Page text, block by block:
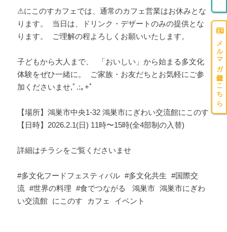
⚠にこのすカフェでは、通常のカフェ営業はお休みとな
ります。 当日は、ドリンク・デザートのみの提供とな
ります。 ご理解の程よろしくお願いいたします。
子どもから大人まで、 「おいしい」から始まる多文化
体験をぜひ一緒に。 ご家族・お友だちとお気軽にご参
加くださいませ,ﾟ.:｡+ﾟ
【場所】鴻巣市中央1-32 鴻巣市にぎわい交流館にこのす
【日時】2026.2.1(日) 11時〜15時(全4部制の入替)
詳細はチラシをご覧くださいませ
#多文化フードフェスティバル #多文化共生 #国際交
流 #世界の料理 #食でつながる 鴻巣市 鴻巣市にぎわ
い交流館 にこのす カフェ イベント
メルマガ登録はこちら